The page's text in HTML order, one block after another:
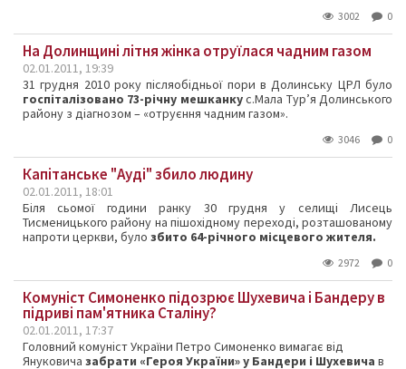
3002 0
На Долинщині літня жінка отруїлася чадним газом
02.01.2011, 19:39
31 грудня 2010 року післяобідньої пори в Долинську ЦРЛ було
госпіталізовано 73-річну мешканкус.Мала Тур’я Долинського
району з діагнозом – «отруєння чадним газом».
3046 0
Капітанське "Ауді" збило людину
02.01.2011, 18:01
Біля сьомої години ранку 30 грудня у селищі Лисець
Тисменицького району на пішохідному переході, розташованому
напроти церкви, було збито 64-річного місцевого жителя.
2972 0
Комуніст Симоненко підозрює Шухевича і Бандеру в
підриві пам'ятника Сталіну?
02.01.2011, 17:37
Головний комуніст України Петро Симоненко вимагає від
Януковича забрати «Героя України» у Бандери і Шухевича в